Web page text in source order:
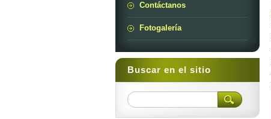
Contáctanos
Fotogalería
Buscar en el sitio